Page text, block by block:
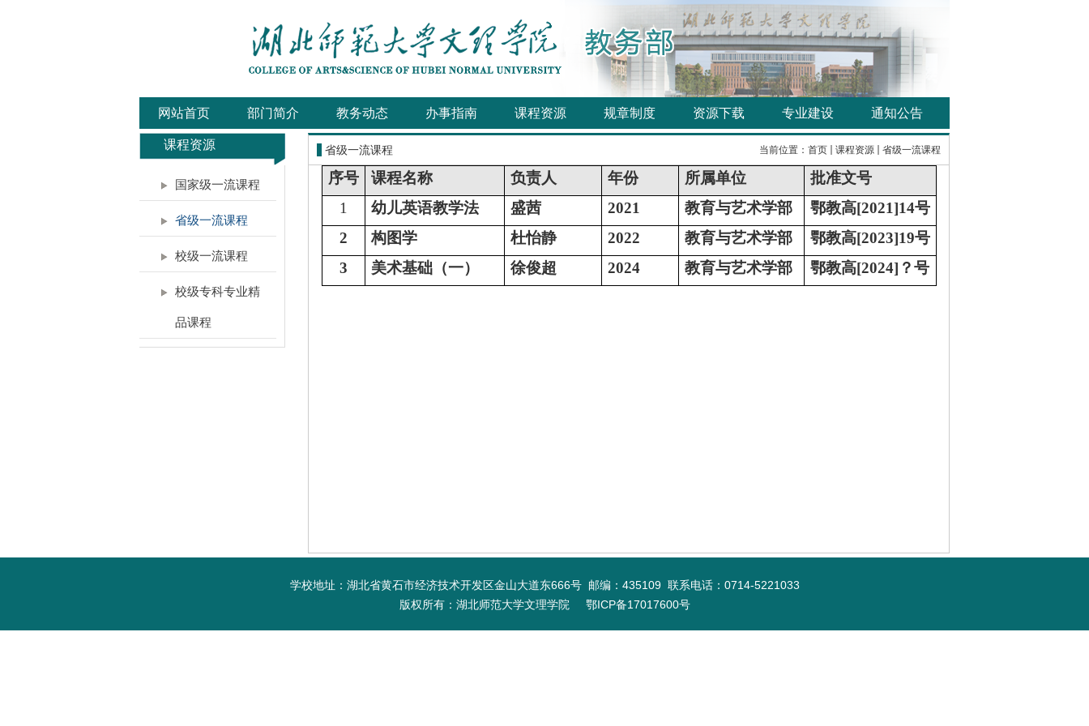
网站首页 部门简介 教务动态 办事指南 课程资源 规章制度 资源下载 专业建设 通知公告
课程资源
国家级一流课程
省级一流课程
校级一流课程
校级专科专业精
品课程
省级一流课程 当前位置： 首页 课程资源 省级一流课程
序号 课程名称 负责人 年份 所属单位
批准文号
1
幼儿英语教学法 盛茜 2021 教育与艺术学部 鄂教高[2021]14号
2
构图学 杜怡静 2022 教育与艺术学部 鄂教高[2023]19号
3
美术基础（一） 徐俊超 2024 教育与艺术学部 鄂教高[2024] ？号
学校地址：湖北省黄石市经济技术开发区金山大道东666号 邮编：435109 联系电话：0714-5221033
版权所有：湖北师范大学文理学院 鄂ICP备17017600号